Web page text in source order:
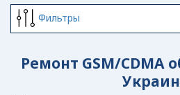
Фильтры
Ремонт GSM/CDMA